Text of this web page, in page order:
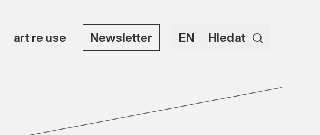
art re use Newsletter EN Hledat